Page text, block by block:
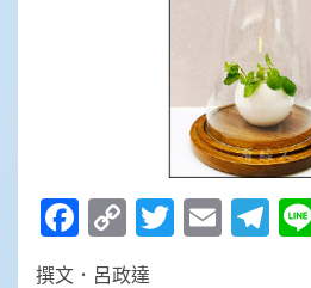
Facebook
Copy
Link
Twitter
撰文．呂政達